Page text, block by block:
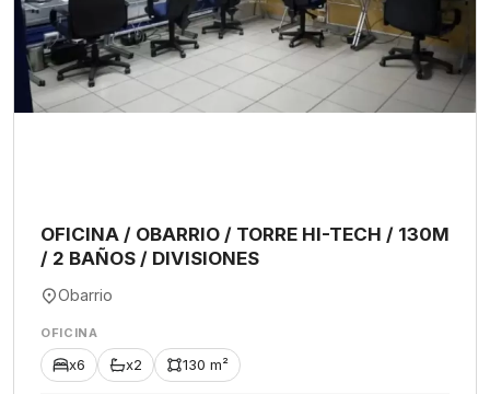
OFICINA / OBARRIO / TORRE HI-TECH / 130M
/ 2 BAÑOS / DIVISIONES
Obarrio
OFICINA
x6 x2 130 m²